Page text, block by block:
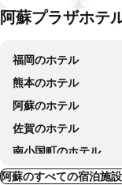
阿蘇プラザホテ
福岡のホテル
熊本のホテル
阿蘇のホテル
佐賀のホテル
南小国町のホテル
阿蘇のすべての宿泊施